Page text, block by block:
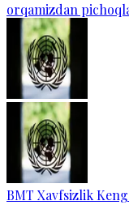
orqamizdan
BMT Xavfsizlik